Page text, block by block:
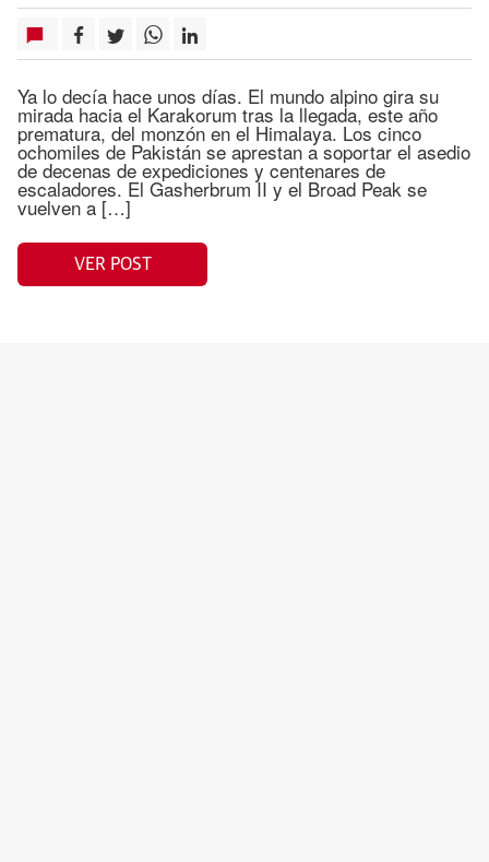
Ya lo decía hace unos días. El mundo alpino gira su
mirada hacia el Karakorum tras la llegada, este año
prematura, del monzón en el Himalaya. Los cinco
ochomiles de Pakistán se aprestan a soportar el asedio
de decenas de expediciones y centenares de
escaladores. El Gasherbrum II y el Broad Peak se
vuelven a […]
VER POST